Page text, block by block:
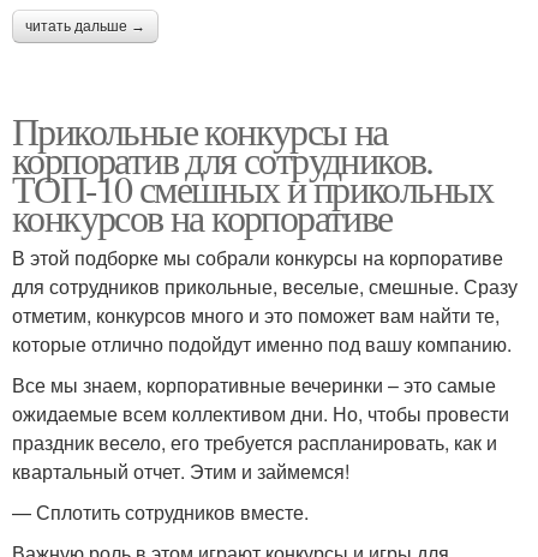
читать дальше →
Прикольные конкурсы на
корпоратив для сотрудников.
ТОП-10 смешных и прикольных
конкурсов на корпоративе
В этой подборке мы собрали конкурсы на корпоративе
для сотрудников прикольные, веселые, смешные. Сразу
отметим, конкурсов много и это поможет вам найти те,
которые отлично подойдут именно под вашу компанию.
Все мы знаем, корпоративные вечеринки – это самые
ожидаемые всем коллективом дни. Но, чтобы провести
праздник весело, его требуется распланировать, как и
квартальный отчет. Этим и займемся!
— Сплотить сотрудников вместе.